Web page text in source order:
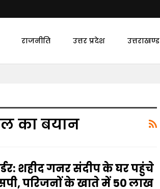
राजनीति उत्तर प्रदेश उत्तराखण्ड
का बयान
शहीद गनर संदीप के घर पहुंचे
परिजनों के खाते में 50 लाख